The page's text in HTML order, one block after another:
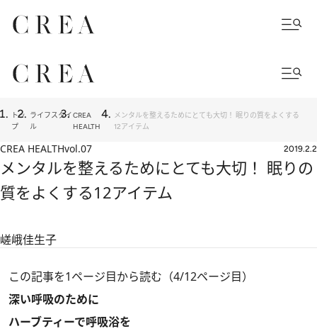
トッ
プ
ライフスタイ
ル
CREA
HEALTH
メンタルを整えるためにとても大切！ 眠りの質をよくする
12アイテム
CREA HEALTHvol.07 2019.2.2
メンタルを整えるためにとても大切！ 眠りの
質をよくする12アイテム
嵯峨佳生子
この記事を1ページ目から読む（4/12ページ目）
深い呼吸のために
ハーブティーで呼吸浴を